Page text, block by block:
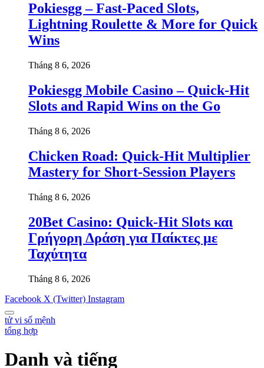
Pokiesgg – Fast‑Paced Slots,
Lightning Roulette & More for Quick
Wins
Tháng 8 6, 2026
Pokiesgg Mobile Casino – Quick‑Hit
Slots and Rapid Wins on the Go
Tháng 8 6, 2026
Chicken Road: Quick‑Hit Multiplier
Mastery for Short‑Session Players
Tháng 8 6, 2026
20Bet Casino: Quick‑Hit Slots και
Γρήγορη Δράση για Παίκτες με
Ταχύτητα
Tháng 8 6, 2026
Facebook X (Twitter) Instagram
tử vi số mệnh
tổng hợp
Danh và tiếng